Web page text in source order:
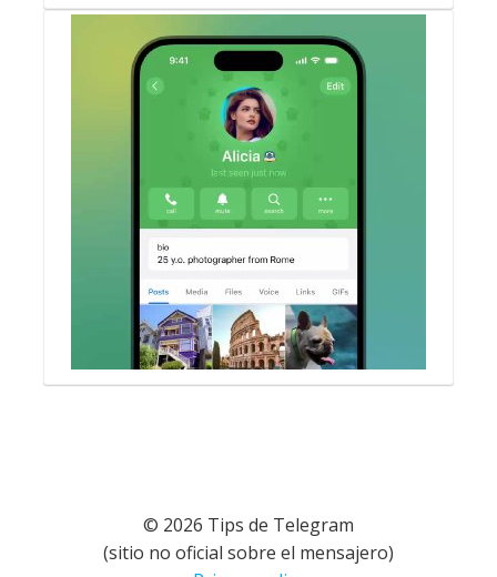
© 2026 Tips de Telegram
(sitio no oficial sobre el mensajero)